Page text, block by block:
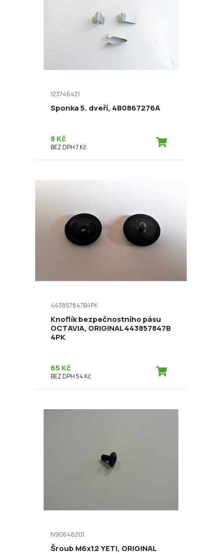
123746421
Sponka 5. dveří, 4B0867276A
8 Kč
BEZ DPH 7 Kč
443857847B4PK
Knoflík bezpečnostního pásu
OCTAVIA, ORIGINAL 443857847B
4PK
65 Kč
BEZ DPH 54 Kč
N90646201
Šroub M6x12 YETI, ORIGINAL